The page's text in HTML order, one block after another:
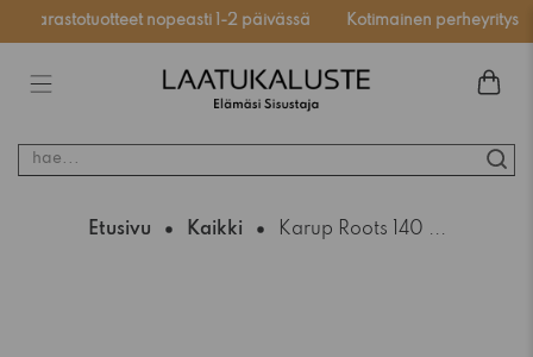
Varastotuotteet nopeasti 1-2 päivässä Kotimainen perheyritys
hae...
Etusivu Kaikki Karup Roots 140 ...